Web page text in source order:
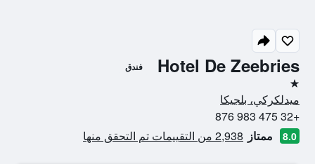
Hotel De Zeebries فندق
نجمة واحدة
ميدلكركي، بلجيكا
+32 475 983 876
8.0 ممتاز 2,938 من التقييمات تم التحقق منها